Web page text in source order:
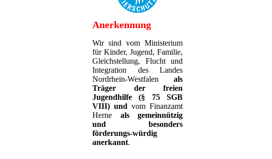
Anerkennung
Wir sind vom Ministerium
für Kinder, Jugend, Familie,
Gleichstellung, Flucht und
Integration des Landes
Nordrhein-Westfalen als
Träger der freien
Jugendhilfe (§ 75 SGB
VIII) und vom Finanzamt
Herne als gemeinnützig
und besonders
förderungs-würdig
anerkannt.